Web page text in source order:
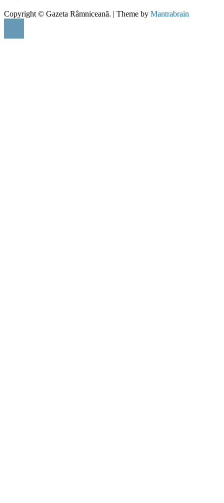
Copyright © Gazeta Râmniceană. | Theme by Mantrabrain